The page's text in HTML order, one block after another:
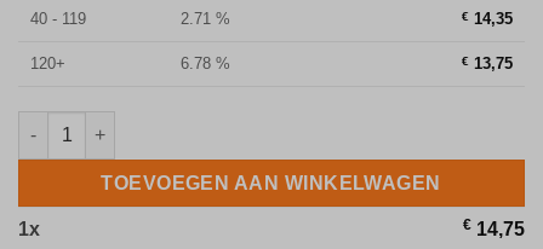
40 - 119 2.71 % € 14,35
120+ 6.78 % € 13,75
Pepsi Cola Blikjes 33cl Tray 24 Stuks aantal
TOEVOEGEN AAN WINKELWAGEN
1x € 14,75